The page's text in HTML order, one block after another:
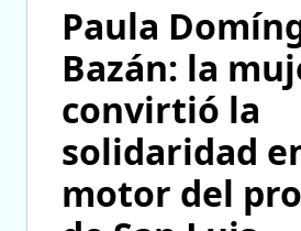
Paula
Bazán: la
convirtió la
solidaridad
motor del